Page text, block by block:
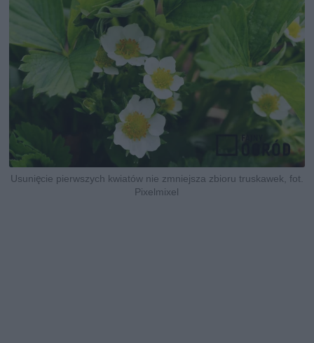
Usunięcie pierwszych kwiatów nie zmniejsza zbioru truskawek, fot.
Pixelmixel